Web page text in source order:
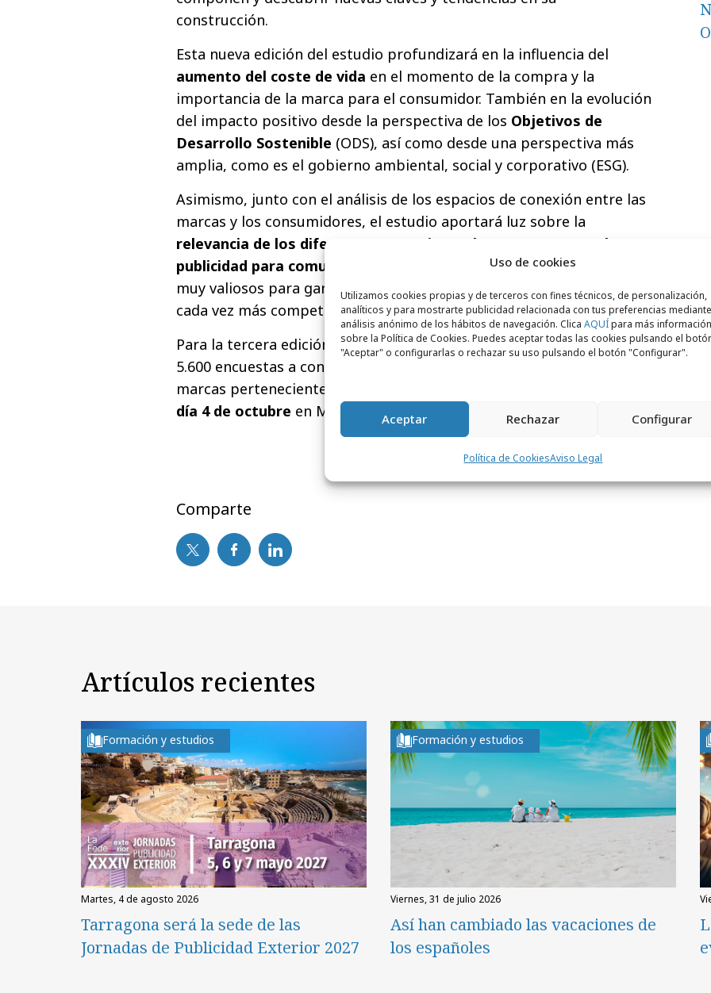
Uso de cookies
Utilizamos cookies propias y de terceros con fines técnicos, de personalización,
analíticos y para mostrarte publicidad relacionada con tus preferencias
análisis anónimo de los hábitos de navegación. Clica AQUÍpara más información
sobre la Política de Cookies. Puedes aceptar todas las cookies pulsando el
"Aceptar" o configurarlas o rechazar su uso pulsando el botón "Configurar".
Aceptar Rechazar Configurar
Política de CookiesAviso Legal
construcción.
Esta nueva edición del estudio profundizará en la influencia del
aumento del coste de vida en el momento de la compra y la
importancia de la marca para el consumidor. También en la evolución
del impacto positivo desde la perspectiva de los Objetivos de
Desarrollo Sostenible (ODS), así como desde una perspectiva más
amplia, como es el gobierno ambiental, social y corporativo (ESG).
Asimismo, junto con el análisis de los espacios de conexión entre las
marcas y los consumidores, el estudio aportará luz sobre la
relevancia de los diferentes mensajes y elementos que usa la
publicidad para comunicarse con el consumidor . Todos ellos
muy valiosos para garantizar el éxito de las marcas en un mercado
cada vez más competido.
Para la tercera edición de Pulsing Brands se han realizado más de
5.600 encuestas a consumidores y evaluado un total más de 200
marcas pertenecientes a 15 sectores de actividad, y
día 4 de octubre en Meeting Place Orense 34, Madrid.
Comparte
Artículos recientes
Formación y estudios
martes, 4 de agosto 2026
Tarragona será la sede de las
Jornadas de Publicidad Exterior 2027
Formación y estudios
viernes, 31 de julio 2026
Así han cambiado las vacaciones de
los españoles